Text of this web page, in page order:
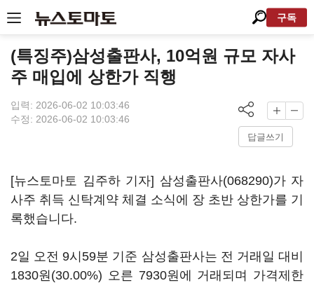
구독
(특징주)삼성출판사, 10억원 규모 자사
주 매입에 상한가 직행
입력: 2026-06-02 10:03:46
수정: 2026-06-02 10:03:46
답글쓰기
[뉴스토마토 김주하 기자] 삼성출판사(068290)가 자
사주 취득 신탁계약 체결 소식에 장 초반 상한가를 기
록했습니다.
2일 오전 9시59분 기준 삼성출판사는 전 거래일 대비
1830원(30.00%) 오른 7930원에 거래되며 가격제한